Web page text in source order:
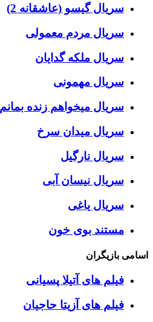
سریال گیسو (عاشقانه 2)
سریال مردم معمولی
سریال ملکه گدایان
سریال مهمونی
سریال میخواهم زنده بمانم
سریال میدان سرخ
سریال نارگیل
سریال نیسان آبی
سریال یاغی
مستند بوی خون
اسامی بازیگران
فیلم های آتیلا پسیانی
فیلم های آزیتا حاجیان